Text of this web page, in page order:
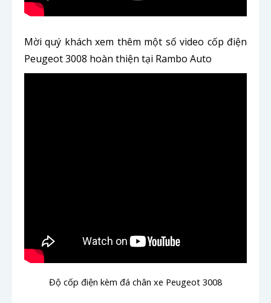
Mời quý khách xem thêm một số video cốp điện
Peugeot 3008 hoàn thiện tại Rambo Auto
Độ cốp điện kèm đá chân xe Peugeot 3008